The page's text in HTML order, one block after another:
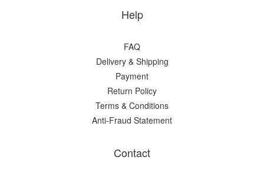
Help
FAQ
Delivery & Shipping
Payment
Return Policy
Terms & Conditions
Anti-Fraud Statement
Contact